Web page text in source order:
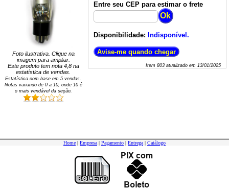
Foto ilustrativa. Clique na
imagem para ampliar.
Este produto tem nota 4,8na
estatística de vendas.
Estatística com base em 5 vendas.
Notas variando de 0a 10, onde 10 é
o mais vendável da seção.
Entre seu CEP para estimar o frete
Disponibilidade: Indisponível.
Item 803atualizado em 13/01/2025
Home | Empresa | Pagamento | Entrega | Catálogo